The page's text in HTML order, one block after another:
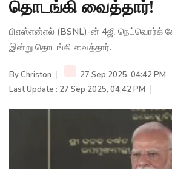
தொடங்கி வைத்தார்!
பிஎஸ்என்எல் (BSNL)-ன் 4ஜி நெட்வொர்க்
இன்று தொடங்கி வைத்தார்.
ByChriston
27 Sep 2025, 04:42 PM
Last Update : 27 Sep 2025, 04:42 PM